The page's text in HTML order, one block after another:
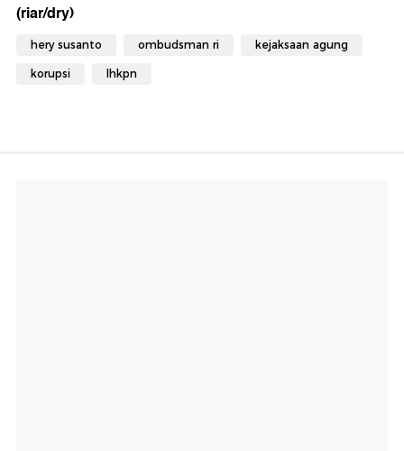
(riar/dry)
hery susanto ombudsman ri kejaksaan agung
korupsi lhkpn